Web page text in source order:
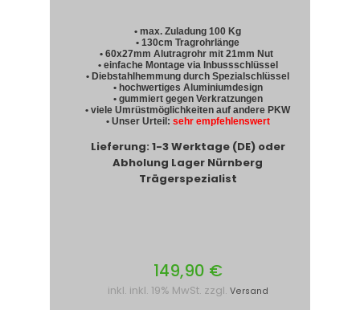
• max. Zuladung 100 Kg
• 130cm Tragrohrlänge
• 60x27mm Alutragrohr mit 21mm Nut
• einfache Montage via Inbussschlüssel
• Diebstahlhemmung durch Spezialschlüssel
• hochwertiges Aluminiumdesign
• gummiert gegen Verkratzungen
• viele Umrüstmöglichkeiten auf andere PKW
• Unser Urteil: sehr empfehlenswert
Lieferung: 1-3 Werktage (DE) oder
Abholung Lager Nürnberg
Trägerspezialist
149,90 €
inkl. inkl. 19% MwSt. zzgl. Versand